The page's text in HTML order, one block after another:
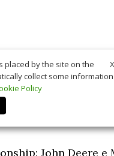
John Deere e
X
placed by the site on the
collect some information
Policy